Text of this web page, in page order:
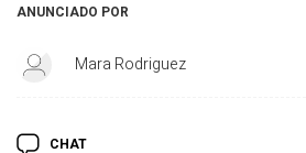
ANUNCIADO POR
Mara Rodriguez
CHAT